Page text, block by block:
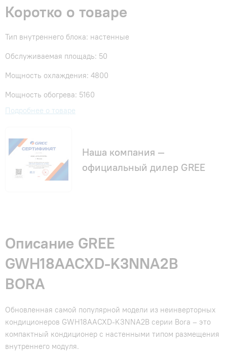
Коротко о товаре
Тип внутреннего блока: настенные
Обслуживаемая площадь: 50
Мощность охлаждения: 4800
Мощность обогрева: 5160
Подробнее о товаре
Наша компания —
официальный дилер GREE
Описание GREE
GWH18AACXD-K3NNA2B
BORA
Обновленная самой популярной модели из неинверторных
кондиционеров GWH18AACXD-K3NNA2B серии Bora – это
компактный кондиционер с настенными типом размещения
внутреннего модуля.